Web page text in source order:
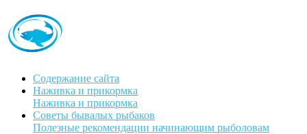
Содержание сайта
Наживка и прикормка
Наживка и прикормка
Советы бывалых рыбаков
Полезные рекомендации начинающим рыболовам